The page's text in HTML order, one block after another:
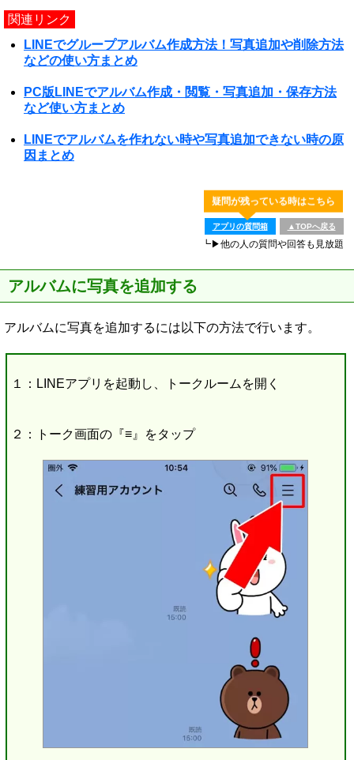
関連リンク
LINEでグループアルバム作成方法！写真追加や削除方法
などの使い方まとめ
PC版LINEでアルバム作成・閲覧・写真追加・保存方法
など使い方まとめ
LINEでアルバムを作れない時や写真追加できない時の原
因まとめ
疑問が残っている時はこちら
アプリの質問箱 ▲TOPへ戻る
┗▶他の人の質問や回答も見放題
アルバムに写真を追加する
アルバムに写真を追加するには以下の方法で行います。
１：LINEアプリを起動し、トークルームを開く
２：トーク画面の『≡』をタップ